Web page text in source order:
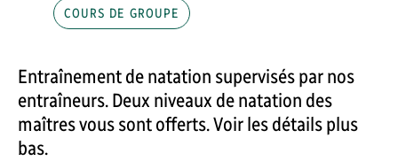
COURS DE GROUPE
Entraînement de natation supervisés par nos
entraîneurs. Deux niveaux de natation des
maîtres vous sont offerts. Voir les détails plus
bas.